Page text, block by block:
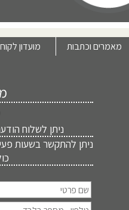
מאמרים וכתבות מועדון
ניתן לשלוח הודעה בווטסאפ 24/7